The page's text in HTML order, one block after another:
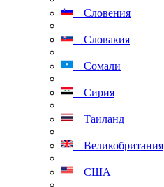
Словения
Словакия
Сомали
Сирия
Таиланд
Великобритания
США